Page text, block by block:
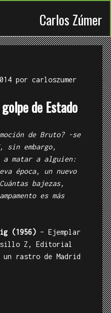
Carlos Zúmer
por carloszumer
de Estado
de Bruto? -se
sin embargo,
a matar a alguien:
época, un nuevo
bajezas,
es más
(1956)– Ejemplar
Z, Editorial
un rastro de Madrid